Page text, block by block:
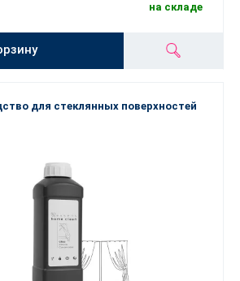
на складе
для стеклянных поверхностей